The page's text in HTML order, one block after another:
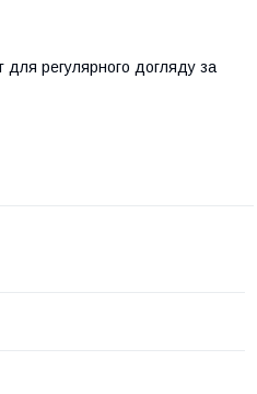
для регулярного догляду за